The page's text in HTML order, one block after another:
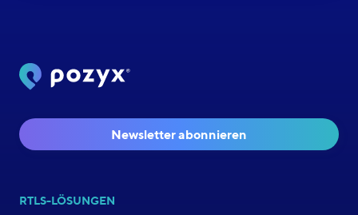
Newsletter abonnieren
RTLS-LÖSUNGEN